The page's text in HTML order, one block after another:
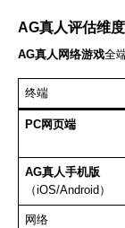
AG真人评估维
AG真人网络游戏全
终端
PC网页端
AG真人手机版
（iOS/Android）
网络